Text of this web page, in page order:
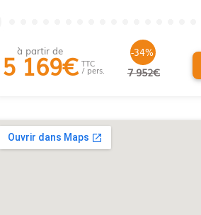
à partir de
5 169€ TTC
/ pers.
-34%
7 952€